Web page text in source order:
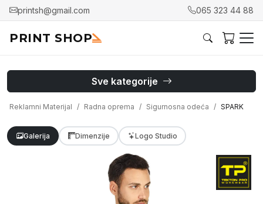
printsh@gmail.com 065 323 44 88
PRINT SHOP
Sve kategorije
Reklamni Materijal Radna oprema Sigurnosna odeća SPARK
Galerija Dimenzije Logo Studio